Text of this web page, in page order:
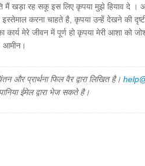
मैं खड़ा रह सकू इस लिए कृपया मुझे हियाव दे ।
करना चाहते है, कृपया उन्हें देखने की
कार्य मेरे जीवन में पूर्ण हो कृपया मेरी आशा को
आमीन।
और प्रार्थना फिल वैर द्वारा लिखित है।
ईमेल द्वारा भेज सकते है।